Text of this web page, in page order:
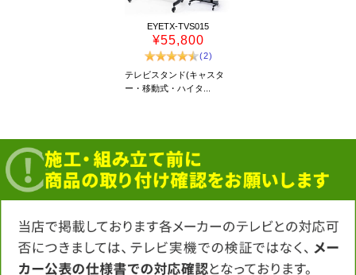
EYETX-TVS015
¥55,800
(2)
テレビスタンド(キャスタ
ー・移動式・ハイタ...